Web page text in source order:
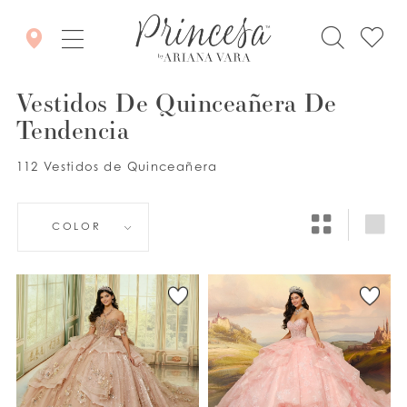
Vestidos De Quinceañera De
Tendencia
112 Vestidos de Quinceañera
COLOR